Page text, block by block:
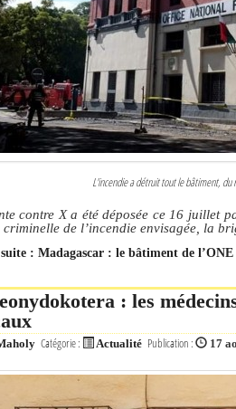
L'incendie a détruit tout le bâtiment, du
contre X a été déposée ce 16 juillet
criminelle de l’incendie envisagée, la
: Madagascar : le bâtiment de l’ONE
: les
Catégorie : Actualité Publication : 17